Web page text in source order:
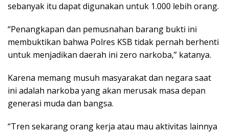
sebanyak itu dapat digunakan untuk 1.000 lebih orang.
“Penangkapan dan pemusnahan barang bukti ini
membuktikan bahwa Polres KSB tidak pernah berhenti
untuk menjadikan daerah ini zero narkoba,” katanya.
Karena memang musuh masyarakat dan negara saat
ini adalah narkoba yang akan merusak masa depan
generasi muda dan bangsa.
“Tren sekarang orang kerja atau mau aktivitas lainnya